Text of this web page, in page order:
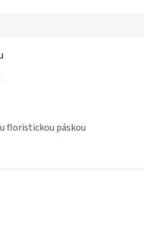
floristickou páskou